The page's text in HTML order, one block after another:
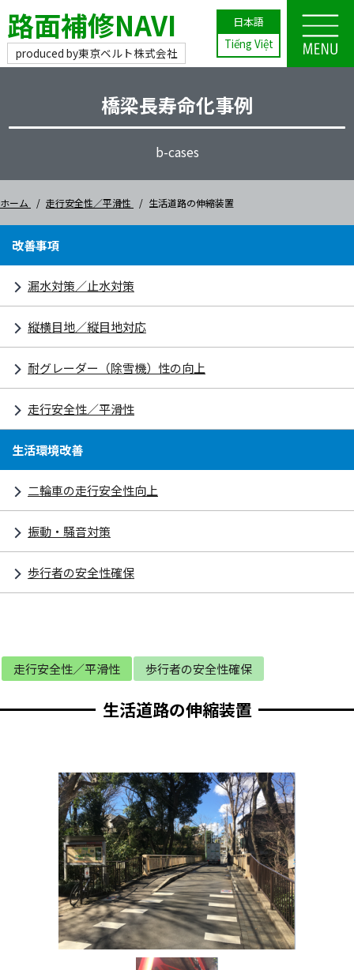
路面補修NAVI
produced by東京ベルト株式会社
日本語
Tiếng Việt
橋梁長寿命化事例
b-cases
ホーム 走行安全性／平滑性 生活道路の伸縮装置
改善事項
漏水対策／止水対策
縦横目地／縦目地対応
耐グレーダー（除雪機）性の向上
走行安全性／平滑性
生活環境改善
二輪車の走行安全性向上
振動・騒音対策
歩行者の安全性確保
走行安全性／平滑性 歩行者の安全性確保
生活道路の伸縮装置